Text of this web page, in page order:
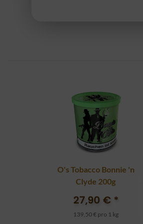
O's Tobacco Bonnie 'n
Clyde 200g
27,90 € *
139,50 € pro 1 kg